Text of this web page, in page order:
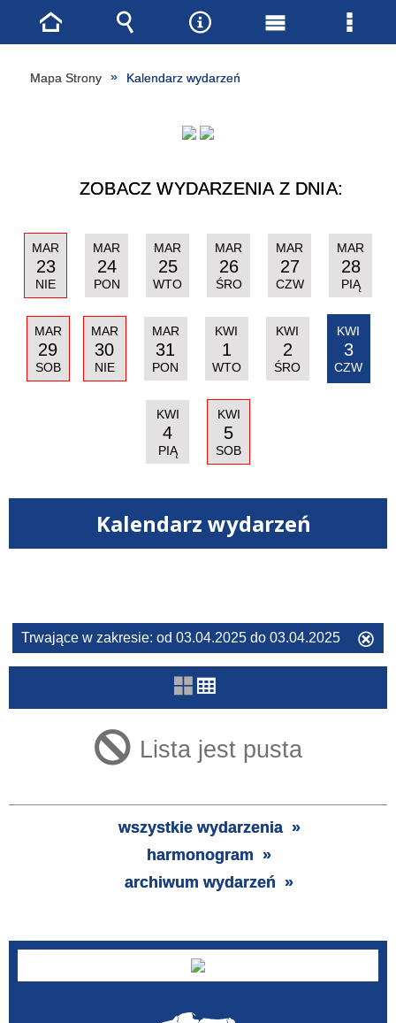
Mapa Strony Kalendarz wydarzeń
ZOBACZ WYDARZENIA Z DNIA:
MAR
23
NIE
MAR
24
PON
MAR
25
WTO
MAR
26
ŚRO
MAR
27
CZW
MAR
28
PIĄ
MAR
29
SOB
MAR
30
NIE
MAR
31
PON
KWI
1
WTO
KWI
2
ŚRO
KWI
3
CZW
KWI
4
PIĄ
KWI
5
SOB
Kalendarz wydarzeń
Szukana
fraza
zakresie
—
Organizator
Trwające w zakresie: od 03.04.2025 do 03.04.2025
ten
Lista jest pusta
wszystkie wydarzenia
harmonogram
archiwum wydarzeń
Strona
główna
Wyszukiwarka
NarzędziaMenu
Menu